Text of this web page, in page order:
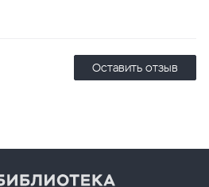
Оставить отзыв